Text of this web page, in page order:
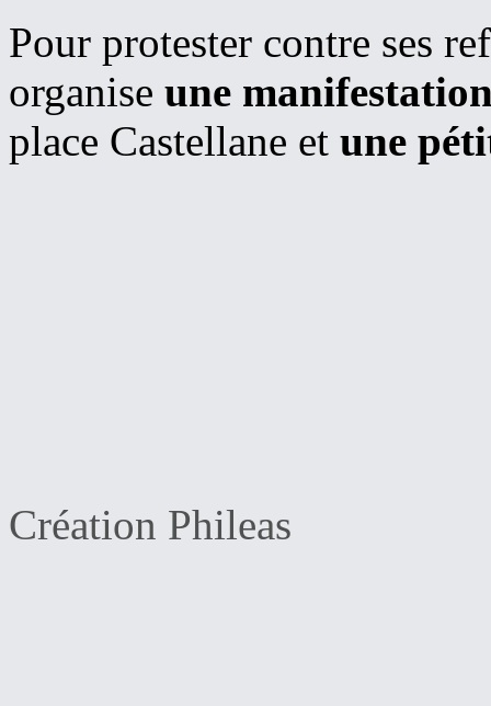
Pour protester contre ses
organise une
place Castellane et une
Création Phileas